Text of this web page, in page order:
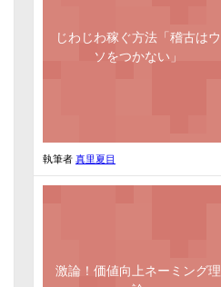
じわじわ稼ぐ方法「稽古はウ
ソをつかない」
執筆者 真里夏目
激論！価値向上ネーミング理